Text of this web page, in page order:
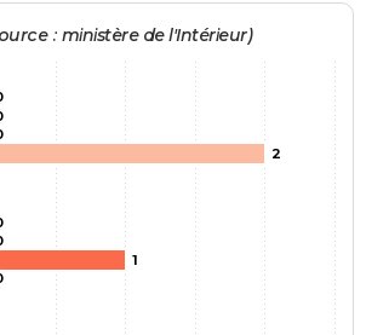
: ministère de l'Intérieur)
1
2